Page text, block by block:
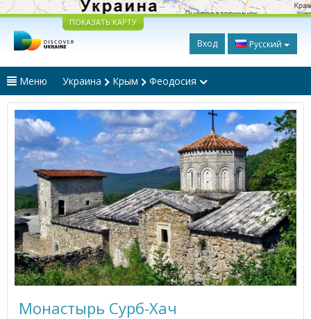
ПОКАЗАТЬ КАРТУ
Вход Русский
Меню Украина Крым Феодосия
Монастырь Сурб-Хач